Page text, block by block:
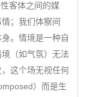
客体之间的媒
；我们体察间
。情境是一种自
（如气氛）无法
这个场无视任何
）而是生